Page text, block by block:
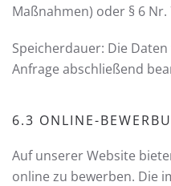
Maßnahmen) oder § 6 Nr.
Speicherdauer: Die
Anfrage abschließend
6.3 ONLINE-
Auf unserer Website
online zu bewerben. Die